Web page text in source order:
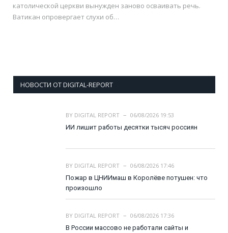
католической церкви вынужден заново осваивать речь.
Ватикан опровергает слухи об…
НОВОСТИ ОТ DIGITAL-REPORT
BY DIGITAL REPORT
06/08/2026 19:53
ИИ лишит работы десятки тысяч россиян
BY DIGITAL REPORT
06/08/2026 17:46
Пожар в ЦНИИмаш в Королёве потушен: что
произошло
BY DIGITAL REPORT
06/08/2026 17:36
В России массово не работали сайты и